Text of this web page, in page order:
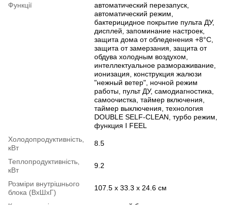
Функції
автоматический перезапуск,
автоматический режим,
бактерицидное покрытие пульта ДУ,
дисплей, запоминание настроек,
защита дома от обледенения +8°C,
защита от замерзания, защита от
обдува холодным воздухом,
интеллектуальное размораживание,
ионизация, конструкция жалюзи
"нежный ветер", ночной режим
работы, пульт ДУ, самодиагностика,
самоочистка, таймер включения,
таймер выключения, технология
DOUBLE SELF-CLEAN, турбо режим,
функция I FEEL
Холодопродуктивність,
кВт
8.5
Теплопродуктивність,
кВт
9.2
Розміри внутрішнього
блока (ВхШхГ)
107.5 x 33.3 x 24.6 cм